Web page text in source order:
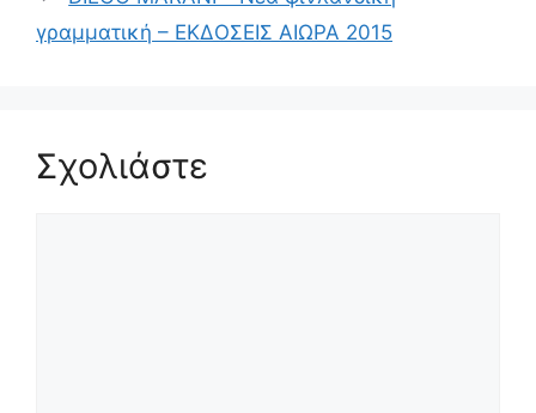
γραμματική – ΕΚΔΟΣΕΙΣ ΑΙΩΡΑ 2015
Σχολιάστε